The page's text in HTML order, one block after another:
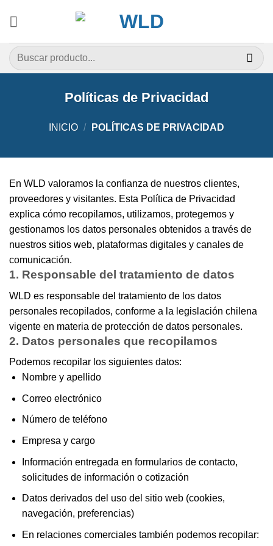
Buscar
por:
Políticas de Privacidad
INICIO / POLÍTICAS DE PRIVACIDAD
En WLD valoramos la confianza de nuestros clientes,
proveedores y visitantes. Esta Política de Privacidad
explica cómo recopilamos, utilizamos, protegemos y
gestionamos los datos personales obtenidos a través de
nuestros sitios web, plataformas digitales y canales de
comunicación.
1. Responsable del tratamiento de datos
WLD es responsable del tratamiento de los datos
personales recopilados, conforme a la legislación chilena
vigente en materia de protección de datos personales.
2. Datos personales que recopilamos
Podemos recopilar los siguientes datos:
Nombre y apellido
Correo electrónico
Número de teléfono
Empresa y cargo
Información entregada en formularios de contacto,
solicitudes de información o cotización
Datos derivados del uso del sitio web (cookies,
navegación, preferencias)
En relaciones comerciales también podemos recopilar: